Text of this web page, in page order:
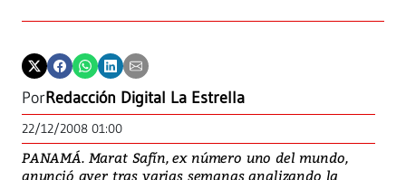
PorRedacción Digital La Estrella
22/12/2008 01:00
PANAMÁ. Marat Safín, ex número uno del mundo,
anunció ayer tras varias semanas analizando la